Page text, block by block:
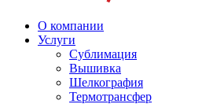
О компании
Услуги
Сублимация
Вышивка
Шелкография
Термотрансфер